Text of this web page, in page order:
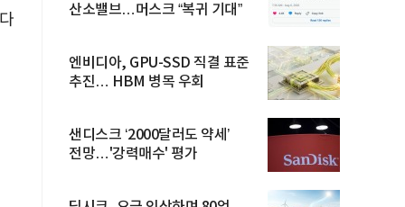
산소밸브…머스크 “복귀 기대”
엔비디아, GPU-SSD 직결 표준
추진… HBM 병목 우회
샌디스크 ‘2000달러도 약세’
전망…'강력매수' 평가